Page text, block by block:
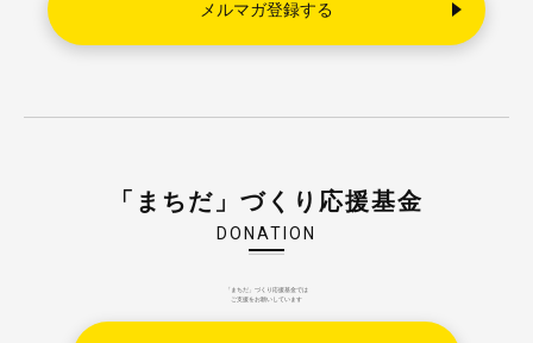
「まちだ」づくり応援基金
DONATION
「まちだ」づくり応援基金では
ご支援をお願いしています